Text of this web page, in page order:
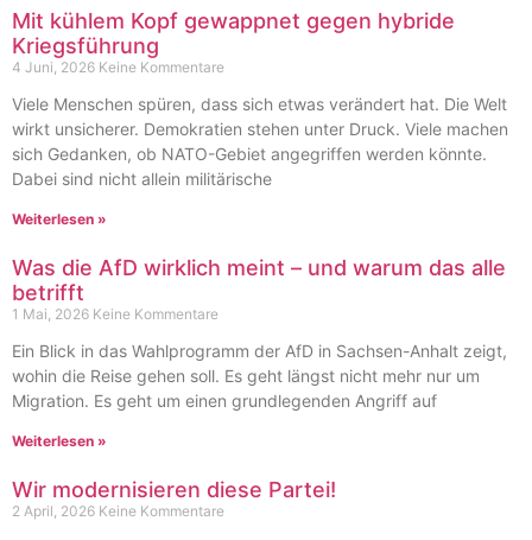
Mit kühlem Kopf gewappnet gegen hybride
Kriegsführung
4 Juni, 2026 Keine Kommentare
Viele Menschen spüren, dass sich etwas verändert hat. Die Welt
wirkt unsicherer. Demokratien stehen unter Druck. Viele machen
sich Gedanken, ob NATO-Gebiet angegriffen werden könnte.
Dabei sind nicht allein militärische
Weiterlesen »
Was die AfD wirklich meint – und warum das alle
betrifft
1 Mai, 2026 Keine Kommentare
Ein Blick in das Wahlprogramm der AfD in Sachsen-Anhalt zeigt,
wohin die Reise gehen soll. Es geht längst nicht mehr nur um
Migration. Es geht um einen grundlegenden Angriff auf
Weiterlesen »
Wir modernisieren diese Partei!
2 April, 2026 Keine Kommentare